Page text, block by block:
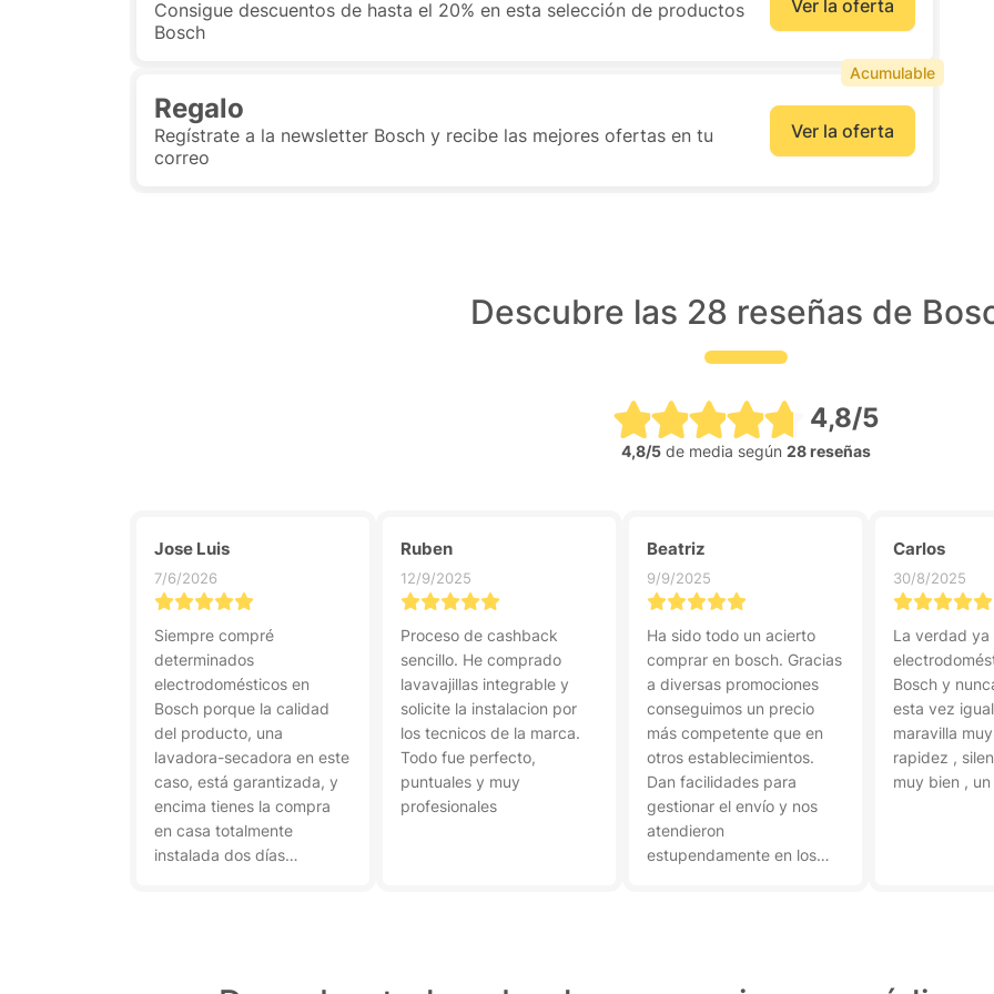
Consigue descuentos de hasta el 20% en esta selección de productos
Bosch
Ver la oferta
Regalo
Regístrate a la newsletter Bosch y recibe las mejores ofertas en tu
correo
Ver la oferta
Acumulable
Descubre las 28 reseñas de
4,8/5
4,8/5de media según 28 reseñas
Jose Luis
7/6/2026
Siempre compré
determinados
electrodomésticos en
Bosch porque la calidad
del producto, una
lavadora-secadora en este
caso, está garantizada, y
encima tienes la compra
en casa totalmente
instalada dos días
Ruben
12/9/2025
Proceso de cashback
sencillo. He comprado
lavavajillas integrable y
solicite la instalacion por
los tecnicos de la marca.
Todo fue perfecto,
puntuales y muy
profesionales
Beatriz
9/9/2025
Ha sido todo un acierto
comprar en bosch. Gracias
a diversas promociones
conseguimos un precio
más competente que en
otros establecimientos.
Dan facilidades para
gestionar el envío y nos
atendieron
estupendamente en los
Carlos
30/8/2025
La verdad ya
Bosch y
esta vez
maravilla
rapidez ,
muy bien , un